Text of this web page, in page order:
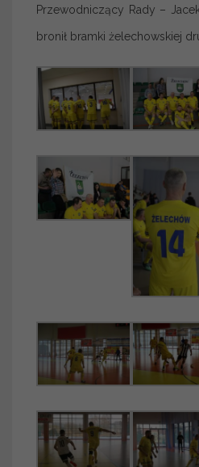
Przewodniczący Rady –
bronił bramki żelechowskiej